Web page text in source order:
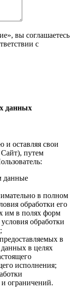
вы соглашаетесь
с
данных
и оставляя свои
Сайт), путем
данные
в полном
обработки его
им в полях форм
обработки
в
в целях
исполнения;
ограничений.